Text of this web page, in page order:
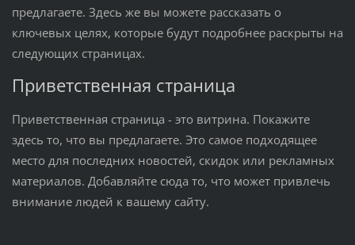
предлагаете. Здесь же вы можете рассказать о
ключевых целях, которые будут подробнее раскрыты на
следующих страницах.
Приветственная страница
Приветственная страница - это витрина. Покажите
здесь то, что вы предлагаете. Это самое подходящее
место для последних новостей, скидок или рекламных
материалов. Добавляйте сюда то, что может привлечь
внимание людей к вашему сайту.